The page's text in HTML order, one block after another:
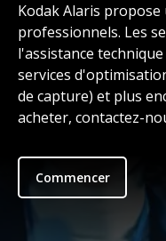
Kodak Alaris propose
professionnels. Les
l'assistance
services
de capture) et plus
acheter, contactez-
Commencer